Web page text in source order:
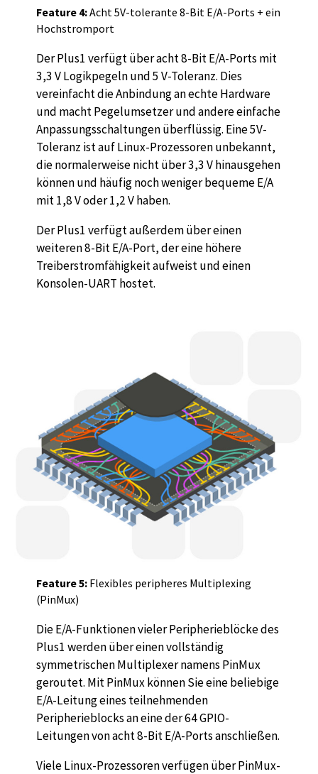
Feature 4:Acht 5V-tolerante 8-Bit E/A-Ports + ein
Hochstromport
Der Plus1 verfügt über acht 8-Bit E/A-Ports mit
3,3 V Logikpegeln und 5 V-Toleranz. Dies
vereinfacht die Anbindung an echte Hardware
und macht Pegelumsetzer und andere einfache
Anpassungsschaltungen überflüssig. Eine 5V-
Toleranz ist auf Linux-Prozessoren unbekannt,
die normalerweise nicht über 3,3 V hinausgehen
können und häufig noch weniger bequeme E/A
mit 1,8 V oder 1,2 V haben.
Der Plus1 verfügt außerdem über einen
weiteren 8-Bit E/A-Port, der eine höhere
Treiberstromfähigkeit aufweist und einen
Konsolen-UART hostet.
Feature 5:Flexibles peripheres Multiplexing
(PinMux)
Die E/A-Funktionen vieler Peripherieblöcke des
Plus1 werden über einen vollständig
symmetrischen Multiplexer namens PinMux
geroutet. Mit PinMux können Sie eine beliebige
E/A-Leitung eines teilnehmenden
Peripherieblocks an eine der 64 GPIO-
Leitungen von acht 8-Bit E/A-Ports anschließen.
Viele Linux-Prozessoren verfügen über PinMux-